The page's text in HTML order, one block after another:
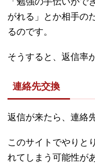
がれる」とか相手の
るのです。
そうすると、返信率
連絡先交換
返信が来たら、連絡
このサイトでやりと
れてしまう可能性が